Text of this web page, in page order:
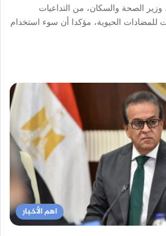
وزير الصحة والسكان، من التداعيات
للمضادات الحيوية، مؤكدا أن سوء استخدام
اهم الأخبار